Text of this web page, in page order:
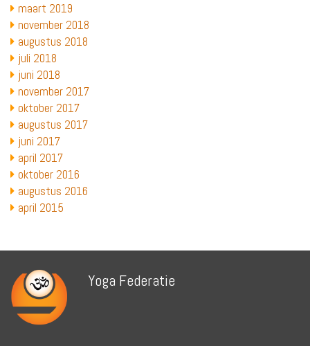
maart 2019
november 2018
augustus 2018
juli 2018
juni 2018
november 2017
oktober 2017
augustus 2017
juni 2017
april 2017
oktober 2016
augustus 2016
april 2015
Yoga Federatie